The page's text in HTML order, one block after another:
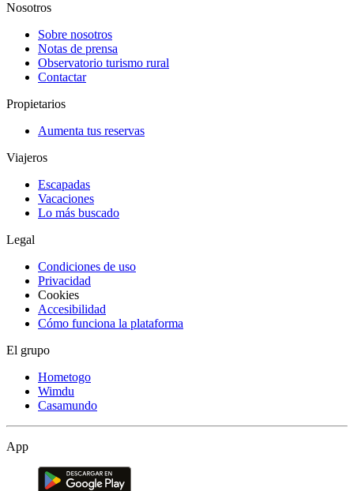
Nosotros
Sobre nosotros
Notas de prensa
Observatorio turismo rural
Contactar
Propietarios
Aumenta tus reservas
Viajeros
Escapadas
Vacaciones
Lo más buscado
Legal
Condiciones de uso
Privacidad
Cookies
Accesibilidad
Cómo funciona la plataforma
El grupo
Hometogo
Wimdu
Casamundo
App